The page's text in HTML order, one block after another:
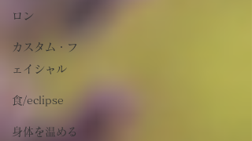
ロン
カスタム・フ
ェイシャル
食/eclipse
身体を温める